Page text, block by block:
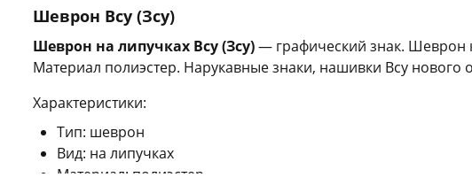
Шеврон Всу (Зсу)
Шеврон на липучках Всу (Зсу)— графический знак. Шеврон
Материал полиэстер. Нарукавные знаки, нашивки Всу нового
Характеристики:
Тип: шеврон
Вид: на липучках
Материал: полиэстер